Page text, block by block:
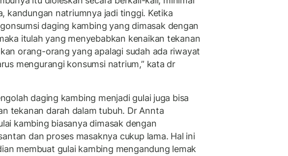
kandungan natriumnya jadi tinggi. Ketika
daging kambing yang dimasak dengan
itulah yang menyebabkan kenaikan tekanan
orang-orang yang apalagi sudah ada riwayat
mengurangi konsumsi natrium,” kata dr
daging kambing menjadi gulai juga bisa
tekanan darah dalam tubuh. Dr Annta
kambing biasanya dimasak dengan
dan proses masaknya cukup lama. Hal ini
membuat gulai kambing mengandung lemak